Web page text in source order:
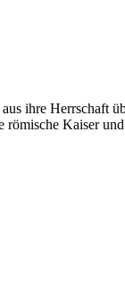
ihre Herrschaft
Kaiser